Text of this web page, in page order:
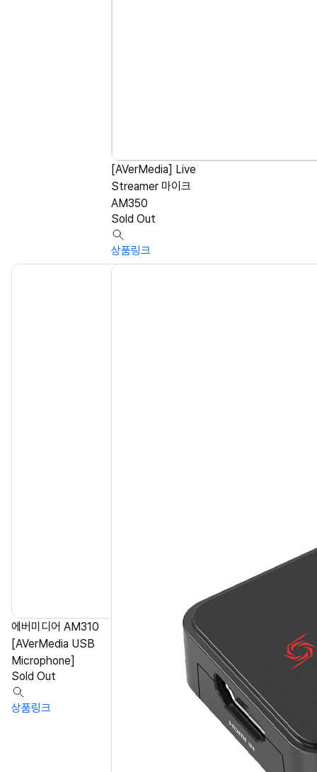
[AVerMedia] Live
Streamer 마이크
AM350
Sold Out
상품링크
에버미디어 AM310
[AVerMedia USB
Microphone]
Sold Out
상품링크